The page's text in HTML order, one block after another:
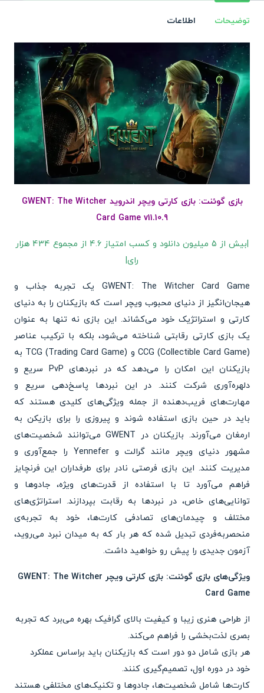
توضیحات اطلاعات
بازی گوئنت: بازی کارتی ویچر اندروید GWENT: The Witcher
Card Game v11.10.9
|بیش از 5 میلیون دانلود و کسب امتیاز 4.6 از مجموع 434 هزار
رای|
GWENT: The Witcher Card Game یک تجربه جذاب و
هیجان‌انگیز از دنیای محبوب ویچر است که بازیکنان را به دنیای
کارتی و استراتژیک خود می‌کشاند. این بازی نه تنها به عنوان
یک بازی کارتی رقابتی شناخته می‌شود، بلکه با ترکیب عناصر
CCG (Collectible Card Game) و TCG (Trading Card Game) به
بازیکنان این امکان را می‌دهد که در نبردهای PvP سریع و
دلهره‌آوری شرکت کنند. در این نبردها پاسخ‌دهی سریع و
مهارت‌های فریب‌دهنده از جمله ویژگی‌های کلیدی هستند که
باید در حین بازی استفاده شوند و پیروزی را برای بازیکن به
ارمغان می‌آورند. بازیکنان در GWENT می‌توانند شخصیت‌های
مشهور دنیای ویچر مانند گرالت و Yennefer را جمع‌آوری و
مدیریت کنند. این بازی فرصتی نادر برای طرفداران این فرنچایز
فراهم می‌آورد تا با استفاده از قدرت‌های ویژه، جادوها و
توانایی‌های خاص، در نبردها به رقابت بپردازند. استراتژی‌های
مختلف و چیدمان‌های تصادفی کارت‌ها، خود به تجربه‌ی
منحصربه‌فردی تبدیل شده که هر بار که به میدان نبرد می‌روید،
آزمون جدیدی را پیش رو خواهید داشت.
ویژگی‌های بازی گوئنت: بازی کارتی ویچر GWENT: The Witcher
Card Game
از طراحی هنری زیبا و کیفیت بالای گرافیک بهره می‌برد که تجربه
بصری لذت‌بخشی را فراهم می‌کند.
هر بازی شامل دو دور است که بازیکنان باید براساس عملکرد
خود در دوره اول، تصمیم‌گیری کنند.
کارت‌ها شامل شخصیت‌ها، جادوها و تکنیک‌های مختلفی هستند